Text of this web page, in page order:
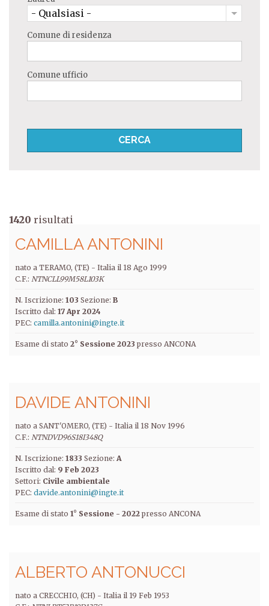
- Qualsiasi -
Comune di residenza
Comune ufficio
1420 risultati
CAMILLA ANTONINI
nato a TERAMO, (TE) - Italia il 18 Ago 1999
C.F.: NTNCLL99M58L103K
N. Iscrizione: 103 Sezione: B
Iscritto dal: 17 Apr 2024
PEC: camilla.antonini@ingte.it
Esame di stato 2° Sessione 2023 presso ANCONA
DAVIDE ANTONINI
nato a SANT'OMERO, (TE) - Italia il 18 Nov 1996
C.F.: NTNDVD96S18I348Q
N. Iscrizione: 1833 Sezione: A
Iscritto dal: 9 Feb 2023
Settori: Civile ambientale
PEC: davide.antonini@ingte.it
Esame di stato 1° Sessione - 2022 presso ANCONA
ALBERTO ANTONUCCI
nato a CRECCHIO, (CH) - Italia il 19 Feb 1953